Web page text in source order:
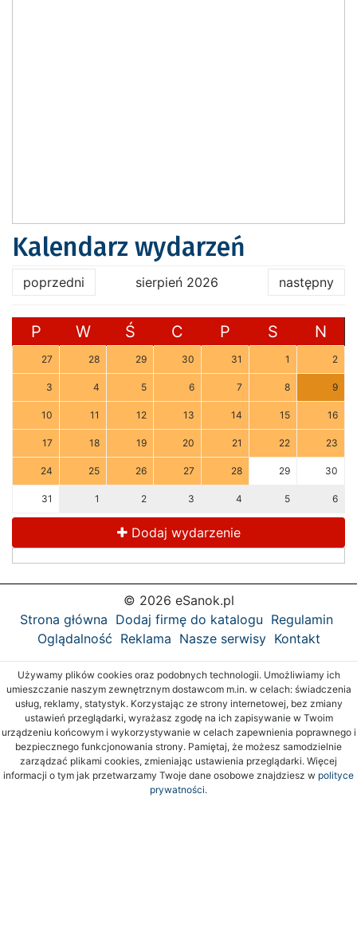
Kalendarz wydarzeń
poprzedni sierpień 2026 następny
P W Ś C P S N
27 28 29 30 31 1 2
3 4 5 6 7 8 9
10 11 12 13 14 15 16
17 18 19 20 21 22 23
24 25 26 27 28 29 30
31 1 2 3 4 5 6
Dodaj wydarzenie
© 2026 eSanok.pl
Strona główna Dodaj firmę do katalogu Regulamin
Oglądalność Reklama Nasze serwisy Kontakt
Używamy plików cookies oraz podobnych technologii. Umożliwiamy ich
umieszczanie naszym zewnętrznym dostawcom m.in. w celach: świadczenia
usług, reklamy, statystyk. Korzystając ze strony internetowej, bez zmiany
ustawień przeglądarki, wyrażasz zgodę na ich zapisywanie w Twoim
urządzeniu końcowym i wykorzystywanie w celach zapewnienia poprawnego i
bezpiecznego funkcjonowania strony. Pamiętaj, że możesz samodzielnie
zarządzać plikami cookies, zmieniając ustawienia przeglądarki. Więcej
informacji o tym jak przetwarzamy Twoje dane osobowe znajdziesz w polityce
prywatności.